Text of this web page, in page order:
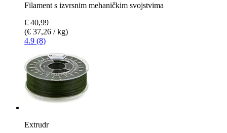
Filament s izvrsnim mehaničkim svojstvima
€ 40,99
(€ 37,26 / kg)
4.9 (8)
Extrudr